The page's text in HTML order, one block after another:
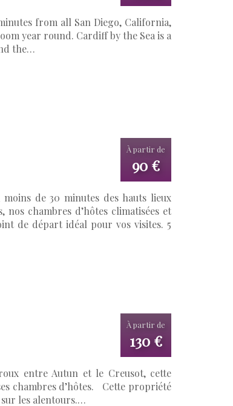
from all San Diego, California,
year round. Cardiff by the Sea is a
the…
À partir de
90 €
de 30 minutes des hauts lieux
nos chambres d’hôtes climatisées et
de départ idéal pour vos visites. 5
À partir de
130 €
entre Autun et le Creusot, cette
chambres d’hôtes. Cette propriété
les alentours.…